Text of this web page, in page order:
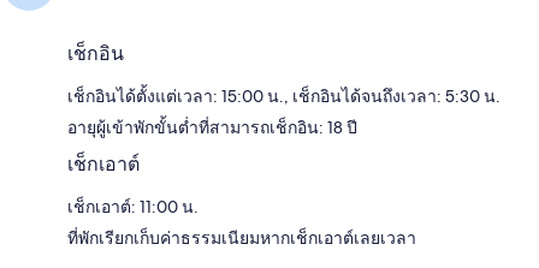
เช็กอิน
เช็กอินได้ตั้งแต่เวลา: 15:00 น., เช็กอินได้จนถึงเวลา: 5:30 น.
อายุผู้เข้าพักขั้นต่ำที่สามารถเช็กอิน: 18 ปี
เช็กเอาต์
เช็กเอาต์: 11:00 น.
ที่พักเรียกเก็บค่าธรรมเนียมหากเช็กเอาต์เลยเวลา